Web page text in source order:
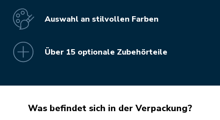
Auswahl an stilvollen Farben
Über 15 optionale Zubehörteile
Was befindet sich in der Verpackung?